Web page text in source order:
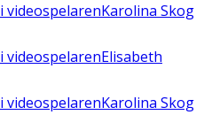
i videospelarenKarolina Skog
i videospelarenElisabeth
i videospelarenKarolina Skog